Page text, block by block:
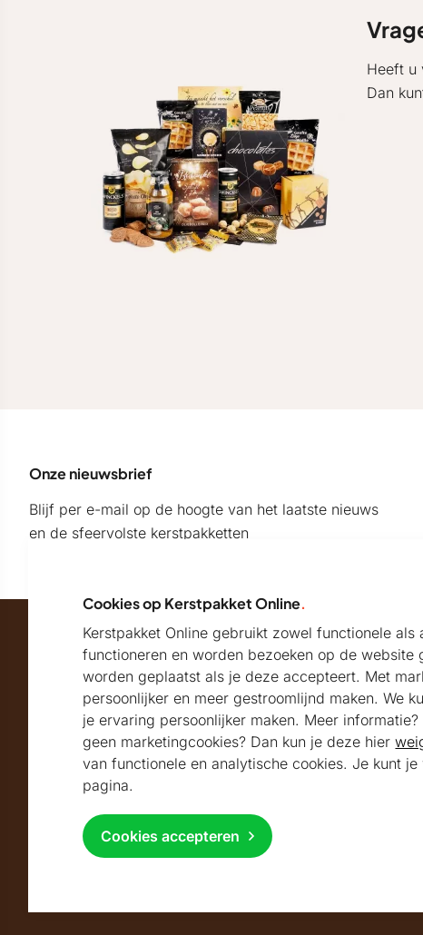
Heeft u
Dan
Onze nieuwsbrief
Blijf per e-mail op de hoogte van het laatste nieuws
en de sfeervolste kerstpakketten
Maatschappelijk partner van
Beoordeeld met
Uitstekend
beoordeeld
Volg ons
Cookies op Kerstpakket Online.
Kerstpakket Online gebruikt zowel functionele
functioneren en worden bezoeken op de website
worden geplaatst als je deze accepteert. Met
persoonlijker en meer gestroomlijnd maken. We
je ervaring persoonlijker maken. Meer
geen marketingcookies? Dan kun je deze hier
van functionele en analytische cookies. Je kunt
pagina.
Cookies accepteren